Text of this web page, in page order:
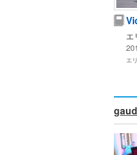
エ
エ